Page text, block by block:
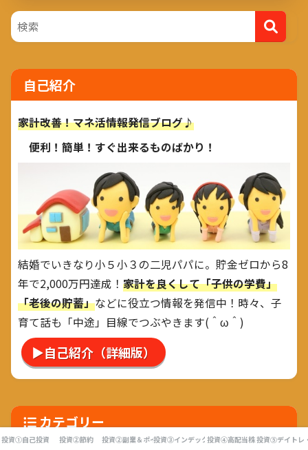
自己紹介
家計改善！マネ活情報発信ブログ♪
便利！簡単！すぐ出来るものばかり！
結婚でいきなり小５小３の二児パパに。貯金ゼロから8
年で2,000万円達成！ 家計を良くして「子供の学費」
「老後の貯蓄」などに役立つ情報を発信中！時々、子
育て話も「中途」目線でつぶやきます(＾ω＾)
▶自己紹介（詳細版）
カテゴリー
投資①自己投資 投資②節約 投資②副業＆ポイ活投資③インデックス投資投資④高配当株投資⑤デイトレ